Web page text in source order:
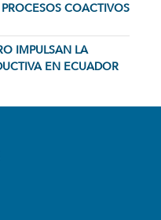
COACTIVOS
IMPULSAN LA
EN ECUADOR